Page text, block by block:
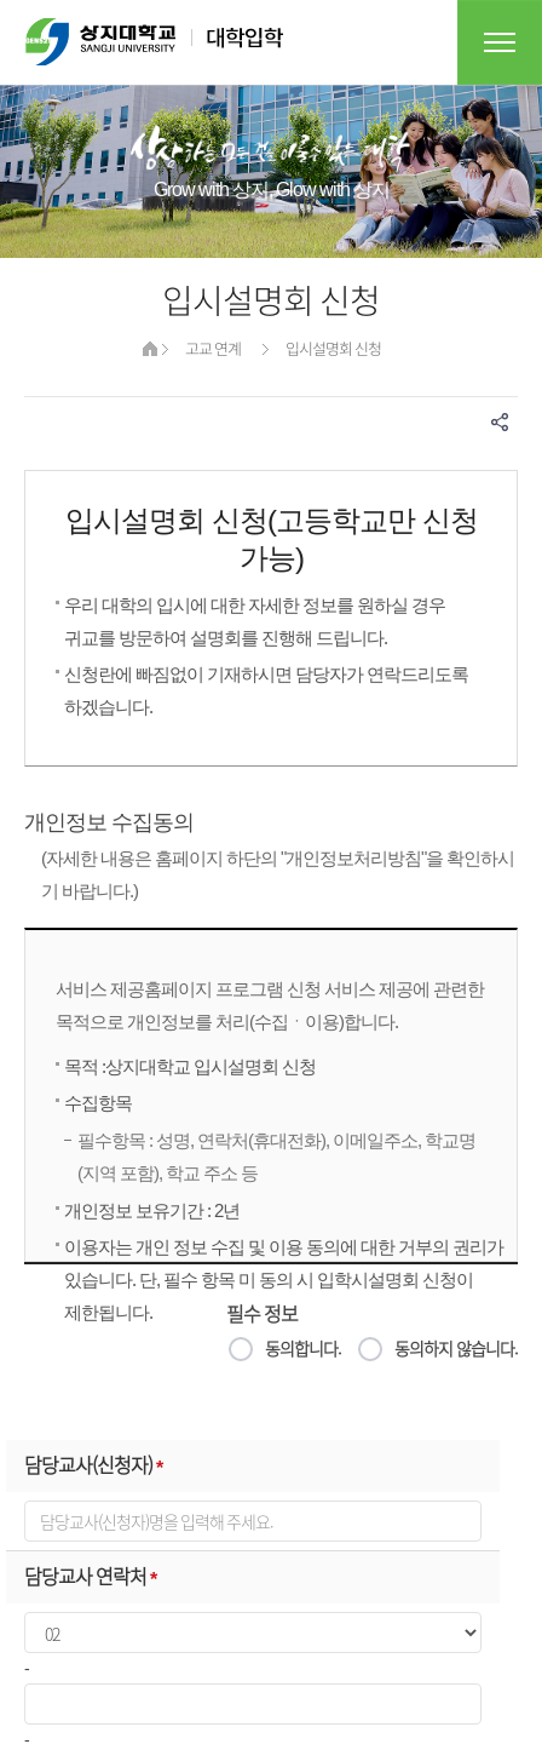
Grow with 상지, Glow with 상지
입시설명회 신청
고교 연계 입시설명회 신청
입시설명회 신청(고등학교만 신청
가능)
우리 대학의 입시에 대한 자세한 정보를 원하실 경우
귀교를 방문하여 설명회를 진행해 드립니다.
신청란에 빠짐없이 기재하시면 담당자가 연락드리도록
하겠습니다.
개인정보 수집동의
(자세한 내용은 홈페이지 하단의 "개인정보처리방침"을 확인하시
기 바랍니다.)
서비스 제공홈페이지 프로그램 신청 서비스 제공에 관련한
목적으로 개인정보를 처리(수집ㆍ이용)합니다.
목적 :상지대학교 입시설명회 신청
수집항목
필수항목 : 성명, 연락처(휴대전화), 이메일주소, 학교명
(지역 포함), 학교 주소 등
개인정보 보유기간 : 2년
이용자는 개인 정보 수집 및 이용 동의에 대한 거부의 권리가
있습니다. 단, 필수 항목 미 동의 시 입학시설명회 신청이
제한됩니다.
필수 정보
동의합니다. 동의하지 않습니다.
담당교사(신청자)*
담당교사 연락처*
-
-